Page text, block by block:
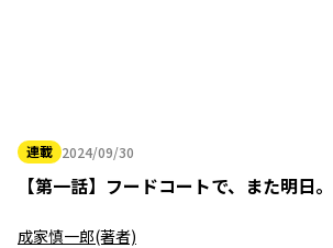
連載 2024/09/30
2024年09月30日
【第一話】 フードコートで、また明日。
成家慎一郎(著者)